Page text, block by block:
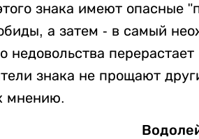
знака имеют опасные
а затем - в самый
недовольства
знака не прощают
мнению.